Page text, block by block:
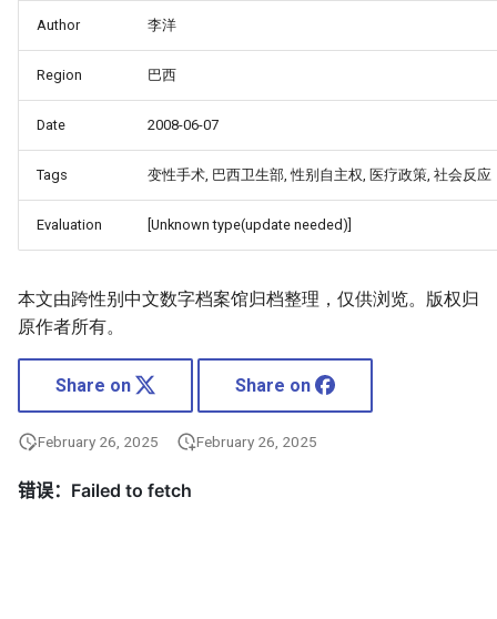
Author 李洋
Region 巴西
Date 2008-06-07
Tags 变性手术, 巴西卫生部, 性别自主权, 医疗政策, 社会反应
Evaluation [Unknown type(update needed)]
本文由跨性别中文数字档案馆归档整理，仅供浏览。版权归
原作者所有。
Share on Share on
February 26, 2025 February 26, 2025